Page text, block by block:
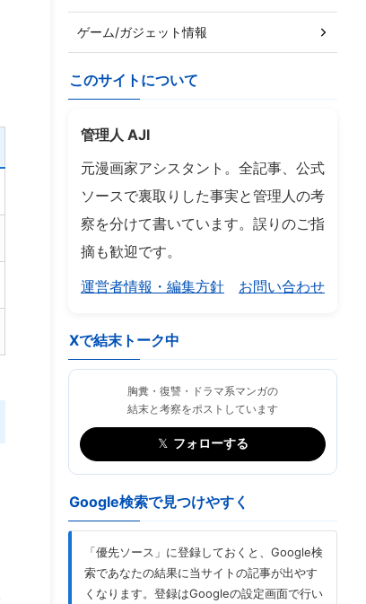
ゲーム/ガジェット情報
このサイトについて
管理人 AJI
元漫画家アシスタント。全記事、公式
ソースで裏取りした事実と管理人の考
察を分けて書いています。誤りのご指
摘も歓迎です。
運営者情報・編集方針
お問い合わせ
Xで結末トーク中
胸糞・復讐・ドラマ系マンガの
結末と考察をポストしています
𝕏 フォローする
Google検索で見つけやすく
「優先ソース」に登録しておくと、Google検
索であなたの結果に当サイトの記事が出やす
くなります。登録はGoogleの設定画面で行い